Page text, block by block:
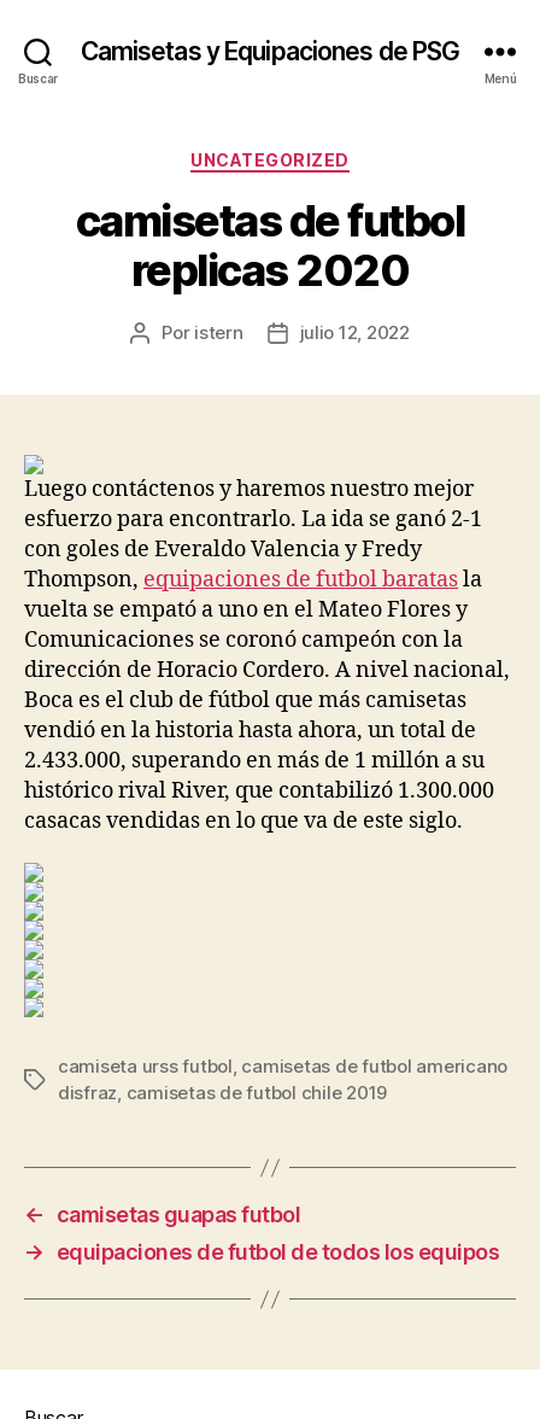
Buscar
Camisetas y Equipaciones de PSG
Menú
Categorías
UNCATEGORIZED
camisetas de futbol
replicas 2020
Autor
Por istern
Fechajulio 12, 2022
Luego contáctenos y haremos nuestro mejor
esfuerzo para encontrarlo. La ida se ganó 2-1
con goles de Everaldo Valencia y Fredy
Thompson, equipaciones de futbol baratasla
vuelta se empató a uno en el Mateo Flores y
Comunicaciones se coronó campeón con la
dirección de Horacio Cordero. A nivel nacional,
Boca es el club de fútbol que más camisetas
vendió en la historia hasta ahora, un total de
2.433.000, superando en más de 1 millón a su
histórico rival River, que contabilizó 1.300.000
casacas vendidas en lo que va de este siglo.
Etiquetas
camiseta urss futbol, camisetas de futbol americano
disfraz, camisetas de futbol chile 2019
←
camisetas guapas futbol
→
equipaciones de futbol de todos los equipos